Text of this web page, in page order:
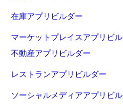
在庫アプリビルダー
マーケットプレイスアプリビ
不動産アプリビルダー
レストランアプリビルダー
ソーシャルメディアアプリビ